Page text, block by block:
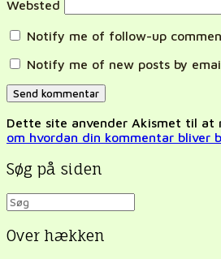
Websted
Notify me of follow-up
Notify me of new posts by
Dette site anvender Akismet til at
om hvordan din kommentar bliver
Søg på siden
Over hækken